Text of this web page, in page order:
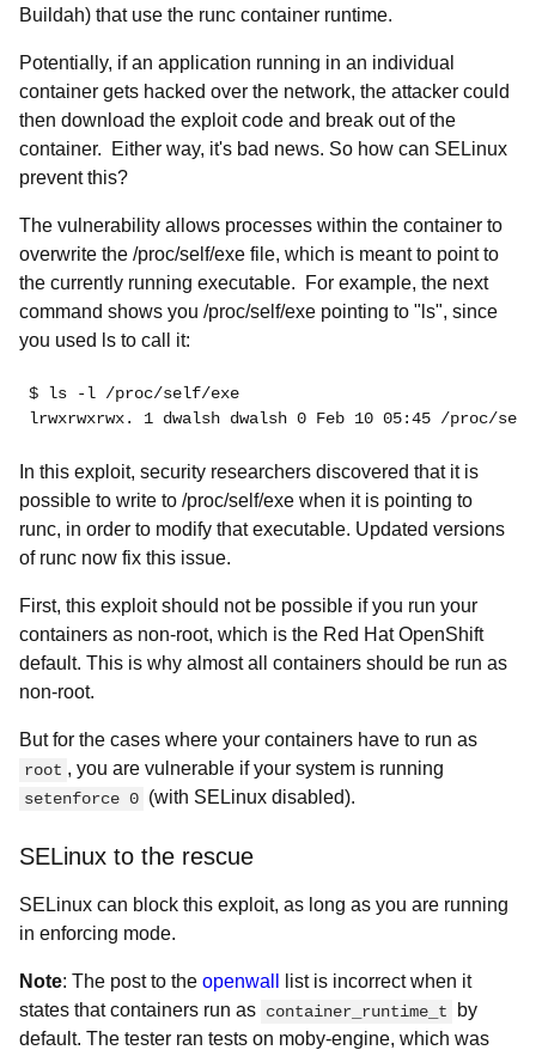
Buildah) that use the runc container runtime.
Potentially, if an application running in an individual
container gets hacked over the network, the attacker could
then download the exploit code and break out of the
container. Either way, it's bad news. So how can SELinux
prevent this?
The vulnerability allows processes within the container to
overwrite the /proc/self/exe file, which is meant to point to
the currently running executable. For example, the next
command shows you /proc/self/exe pointing to "ls", since
you used ls to call it:
$ ls -l /proc/self/exe
lrwxrwxrwx. 1 dwalsh dwalsh 0 Feb 10 05:45 /proc/
In this exploit, security researchers discovered that it is
possible to write to /proc/self/exe when it is pointing to
runc, in order to modify that executable. Updated versions
of runc now fix this issue.
First, this exploit should not be possible if you run your
containers as non-root, which is the Red Hat OpenShift
default. This is why almost all containers should be run as
non-root.
But for the cases where your containers have to run as
root , you are vulnerable if your system is running
setenforce 0 (with SELinux disabled).
SELinux to the rescue
SELinux can block this exploit, as long as you are running
in enforcing mode.
Note: The post to the openwall
list is incorrect when it
states that containers run as container_runtime_t
by
default. The tester ran tests on moby-engine, which was